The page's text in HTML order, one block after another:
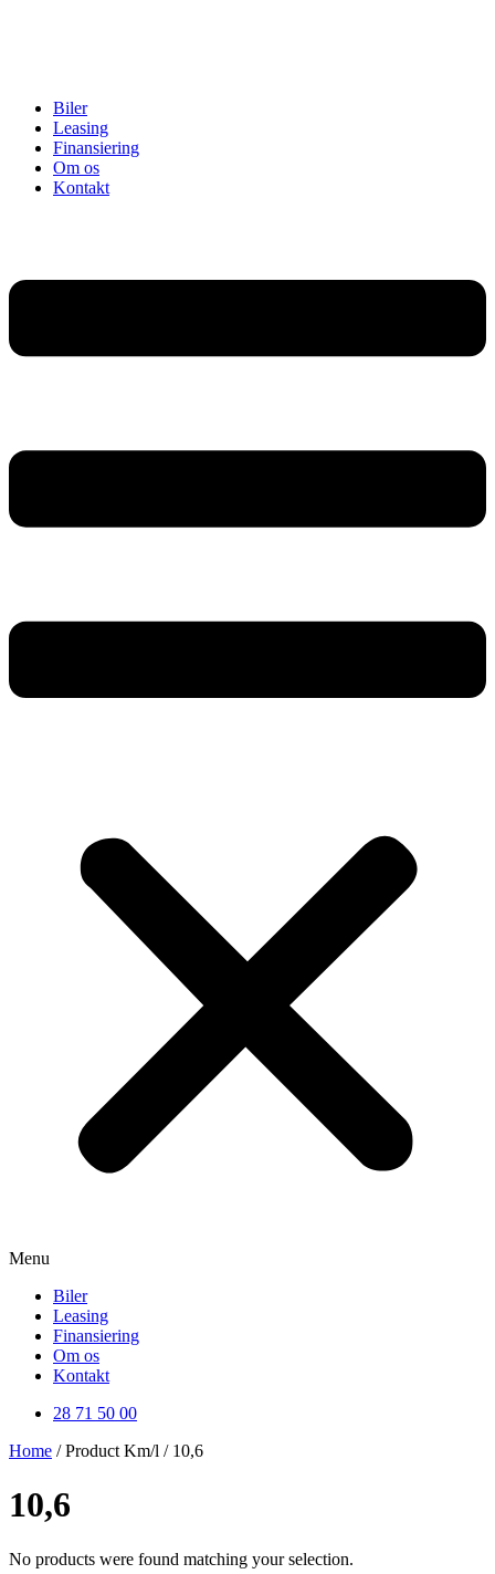
Biler
Leasing
Finansiering
Om os
Kontakt
Menu
Biler
Leasing
Finansiering
Om os
Kontakt
28 71 50 00
Home / Product Km/l / 10,6
10,6
No products were found matching your selection.